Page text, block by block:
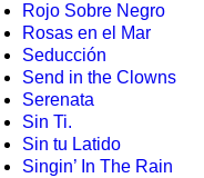
Rojo Sobre Negro
Rosas en el Mar
Seducción
Send in the Clowns
Serenata
Sin Ti.
Sin tu Latido
Singin’ In The Rain